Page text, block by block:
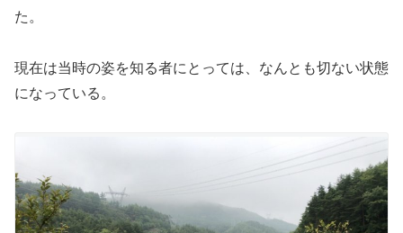
た。
現在は当時の姿を知る者にとっては、なんとも切ない状態
になっている。